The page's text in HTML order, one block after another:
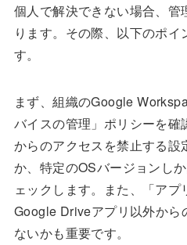
個人で解決できない場合、
ります。その際、以下のポ
す。
まず、組織のGoogle
バイスの管理」ポリシーを
からのアクセスを禁止する設
か、特定のOSバージョンし
ェックします。また、「ア
Google Driveアプリ以外から
ないかも重要です。